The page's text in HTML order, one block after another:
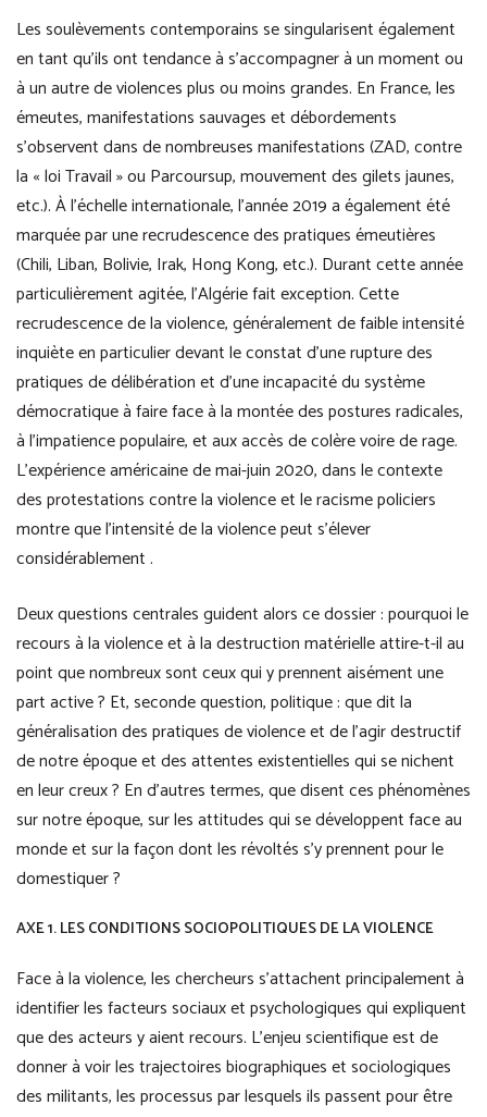
Les soulèvements contemporains se singularisent également
en tant qu’ils ont tendance à s’accompagner à un moment ou
à un autre de violences plus ou moins grandes. En France, les
émeutes, manifestations sauvages et débordements
s’observent dans de nombreuses manifestations (ZAD, contre
la « loi Travail » ou Parcoursup, mouvement des gilets jaunes,
etc.). À l’échelle internationale, l’année 2019 a également été
marquée par une recrudescence des pratiques émeutières
(Chili, Liban, Bolivie, Irak, Hong Kong, etc.). Durant cette année
particulièrement agitée, l’Algérie fait exception. Cette
recrudescence de la violence, généralement de faible intensité
inquiète en particulier devant le constat d’une rupture des
pratiques de délibération et d’une incapacité du système
démocratique à faire face à la montée des postures radicales,
à l’impatience populaire, et aux accès de colère voire de rage.
L’expérience américaine de mai-juin 2020, dans le contexte
des protestations contre la violence et le racisme policiers
montre que l’intensité de la violence peut s’élever
considérablement .
Deux questions centrales guident alors ce dossier : pourquoi le
recours à la violence et à la destruction matérielle attire-t-il au
point que nombreux sont ceux qui y prennent aisément une
part active ? Et, seconde question, politique : que dit la
généralisation des pratiques de violence et de l’agir destructif
de notre époque et des attentes existentielles qui se nichent
en leur creux ? En d’autres termes, que disent ces phénomènes
sur notre époque, sur les attitudes qui se développent face au
monde et sur la façon dont les révoltés s’y prennent pour le
domestiquer ?
AXE 1. LES CONDITIONS SOCIOPOLITIQUES DE LA VIOLENCE
Face à la violence, les chercheurs s’attachent principalement à
identifier les facteurs sociaux et psychologiques qui expliquent
que des acteurs y aient recours. L’enjeu scientifique est de
donner à voir les trajectoires biographiques et sociologiques
des militants, les processus par lesquels ils passent pour être